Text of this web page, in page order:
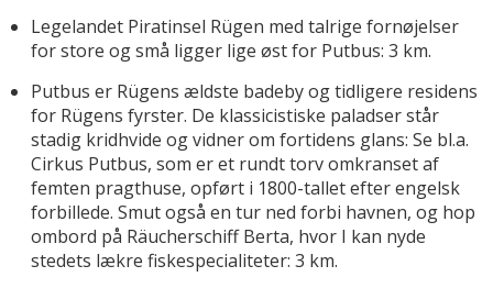
Legelandet Piratinsel Rügen med talrige fornøjelser
for store og små ligger lige øst for Putbus: 3 km.
Putbus er Rügens ældste badeby og tidligere residens
for Rügens fyrster. De klassicistiske paladser står
stadig kridhvide og vidner om fortidens glans: Se bl.a.
Cirkus Putbus, som er et rundt torv omkranset af
femten pragthuse, opført i 1800-tallet efter engelsk
forbillede. Smut også en tur ned forbi havnen, og hop
ombord på Räucherschiff Berta, hvor I kan nyde
stedets lækre fiskespecialiteter: 3 km.